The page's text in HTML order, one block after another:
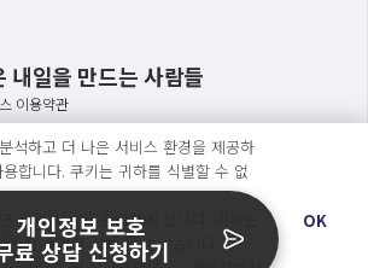
내일을 만드는 사람들
이용약관
스를 선도하겠습니다.
하겠습니다.
한 효율적 관리를 보장하겠습니다.
석하고 더 나은 서비스 환경을 제공하
합니다. 쿠키는 귀하를 식별할 수 없
쿠키 사용에 동의하게 됩니다. 귀하는
지 쿠키를 삭제 할 수있습니다.
OK
개인정보 보호
료 상담 신청하기